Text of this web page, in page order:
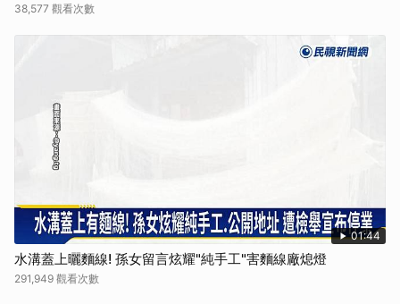
38,577 觀看次數
01:44
水溝蓋上曬麵線! 孫女留言炫耀"純手工"害麵線廠熄燈
291,949 觀看次數